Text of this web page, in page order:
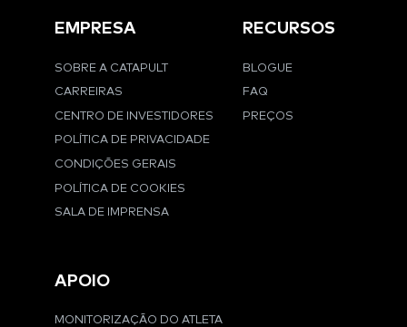
EMPRESA
SOBRE A CATAPULT
CARREIRAS
CENTRO DE INVESTIDORES
POLÍTICA DE PRIVACIDADE
CONDIÇÕES GERAIS
POLÍTICA DE COOKIES
SALA DE IMPRENSA
RECURSOS
BLOGUE
FAQ
PREÇOS
APOIO
MONITORIZAÇÃO DO ATLETA